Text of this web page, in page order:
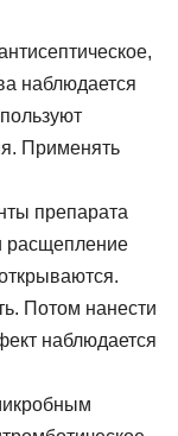
наблюдается
Применять
препарата
расщепление
Потом нанести
наблюдается